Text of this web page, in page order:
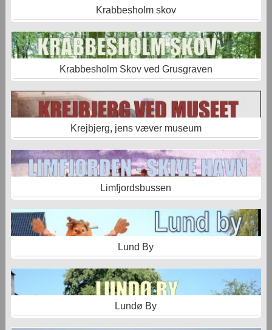
Krabbesholm skov
Krabbesholm Skov ved Grusgraven
Krejbjerg, jens væver museum
Limfjordsbussen
Lund By
Lundø By